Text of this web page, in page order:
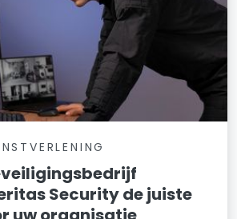
Security de juiste